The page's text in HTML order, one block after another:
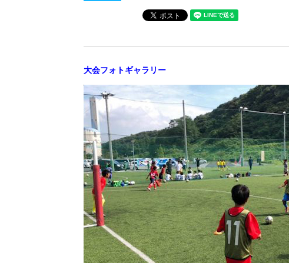
大会フォトギャラリー